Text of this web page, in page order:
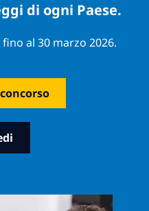
di ogni Paese.
al 30 marzo 2026.